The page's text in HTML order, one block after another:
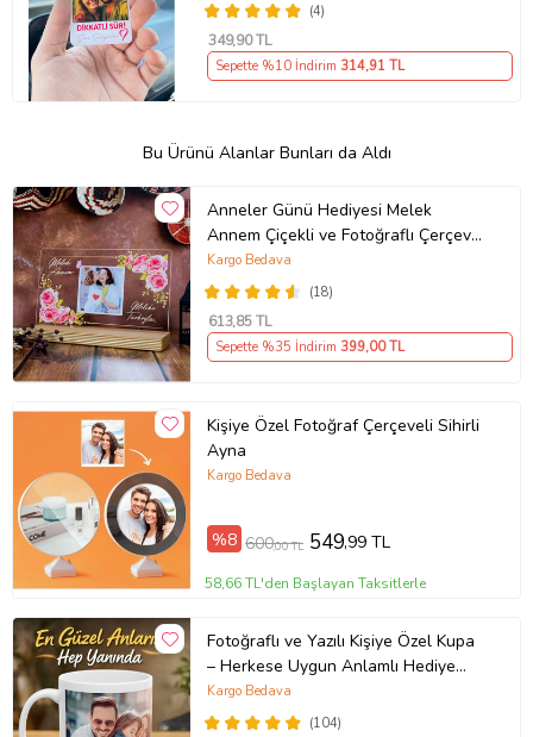
(4)
349,90 TL
Sepette %10 İndirim 314,91 TL
Bu Ürünü Alanlar Bunları da Aldı
Anneler Günü Hediyesi Melek
Annem Çiçekli ve Fotoğraflı Çerçeve,
Anneye Hediye Fotoğraflı Ahşap
Tabanlı Çerçeve (Yatay)
(18)
Kargo Bedava
613,85 TL
Sepette %35 İndirim 399,00 TL
Kişiye Özel Fotoğraf Çerçeveli Sihirli
Ayna
Kargo Bedava
%8 600,00 TL 549,99 TL
58,66 TL'den Başlayan Taksitlerle
Fotoğraflı ve Yazılı Kişiye Özel Kupa
– Herkese Uygun Anlamlı Hediye
Porselen Baskılı Kupa (Beyaz)
(104)
Kargo Bedava